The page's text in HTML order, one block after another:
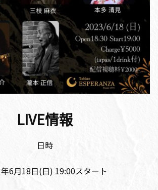
LIVE情報
日時
6月18日(日) 19:00スタート